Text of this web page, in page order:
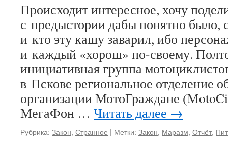
Происходит интересное, хочу
с предыстории дабы понятно было,
и кто эту кашу заварил, ибо
и каждый «хорош» по-своему.
инициативная группа
в Пскове региональное отделение
организации МотоГраждане
МегаФон … Читать далее →
Рубрика: Закон, Странное | Метки: Закон, Маразм, Отчёт,